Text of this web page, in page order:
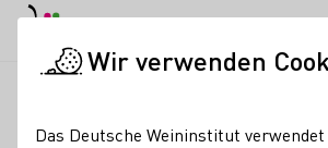
Wir verwenden
Das Deutsche Weininstitut verwendet